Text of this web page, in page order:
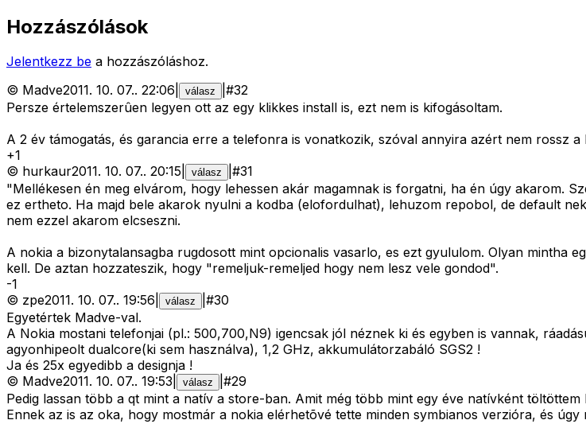
Hozzászólások
Jelentkezz be a hozzászóláshoz.
© Madve2011. 10. 07.. 22:06 válasz #32
Persze értelemszerûen legyen ott az egy klikkes install is, ezt nem is kifogásoltam.
A 2 év támogatás, és garancia erre a telefonra is vonatkozik, szóval annyira azért nem rossz a
+1
© hurkaur2011. 10. 07.. 20:15 válasz #31
"Mellékesen én meg elvárom, hogy lehessen akár magamnak is forgatni, ha én úgy akarom.
ez ertheto. Ha majd bele akarok nyulni a kodba (elofordulhat), lehuzom repobol, de default
nem ezzel akarom elcseszni.
A nokia a bizonytalansagba rugdosott mint opcionalis vasarlo, es ezt gyululom. Olyan mintha
kell. De aztan hozzateszik, hogy "remeljuk-remeljed hogy nem lesz vele gondod".
-1
© zpe2011. 10. 07.. 19:56 válasz #30
Egyetértek Madve-val.
A Nokia mostani telefonjai (pl.: 500,700,N9) igencsak jól néznek ki és egyben is vannak,
agyonhipeolt dualcore(ki sem használva), 1,2 GHz, akkumulátorzabáló SGS2 !
Ja és 25x egyedibb a designja !
© Madve2011. 10. 07.. 19:53 válasz #29
Pedig lassan több a qt mint a natív a store-ban. Amit még több mint egy éve natívként
Ennek az is az oka, hogy mostmár a nokia elérhetõvé tette minden symbianos verzióra, és